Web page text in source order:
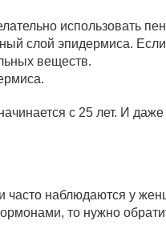
использовать
слой эпидермиса.
веществ.
с 25 лет. И
наблюдаются у
то нужно